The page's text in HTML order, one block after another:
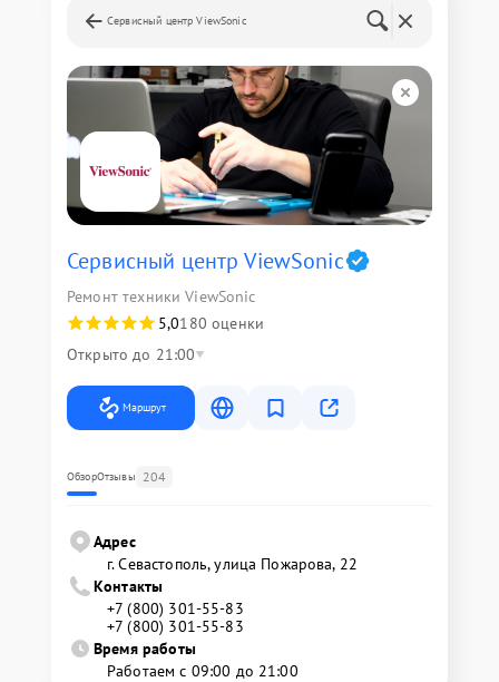
Сервисный центр ViewSonic
Сервисный центр ViewSonic
Ремонт техники ViewSonic
5,0180 оценки
Открыто до 21:00
Маршрут
ОбзорОтзывы 204
Адрес
г. Севастополь, улица Пожарова, 22
Контакты
+7 (800) 301-55-83
+7 (800) 301-55-83
Время работы
Работаем с 09:00 до 21:00